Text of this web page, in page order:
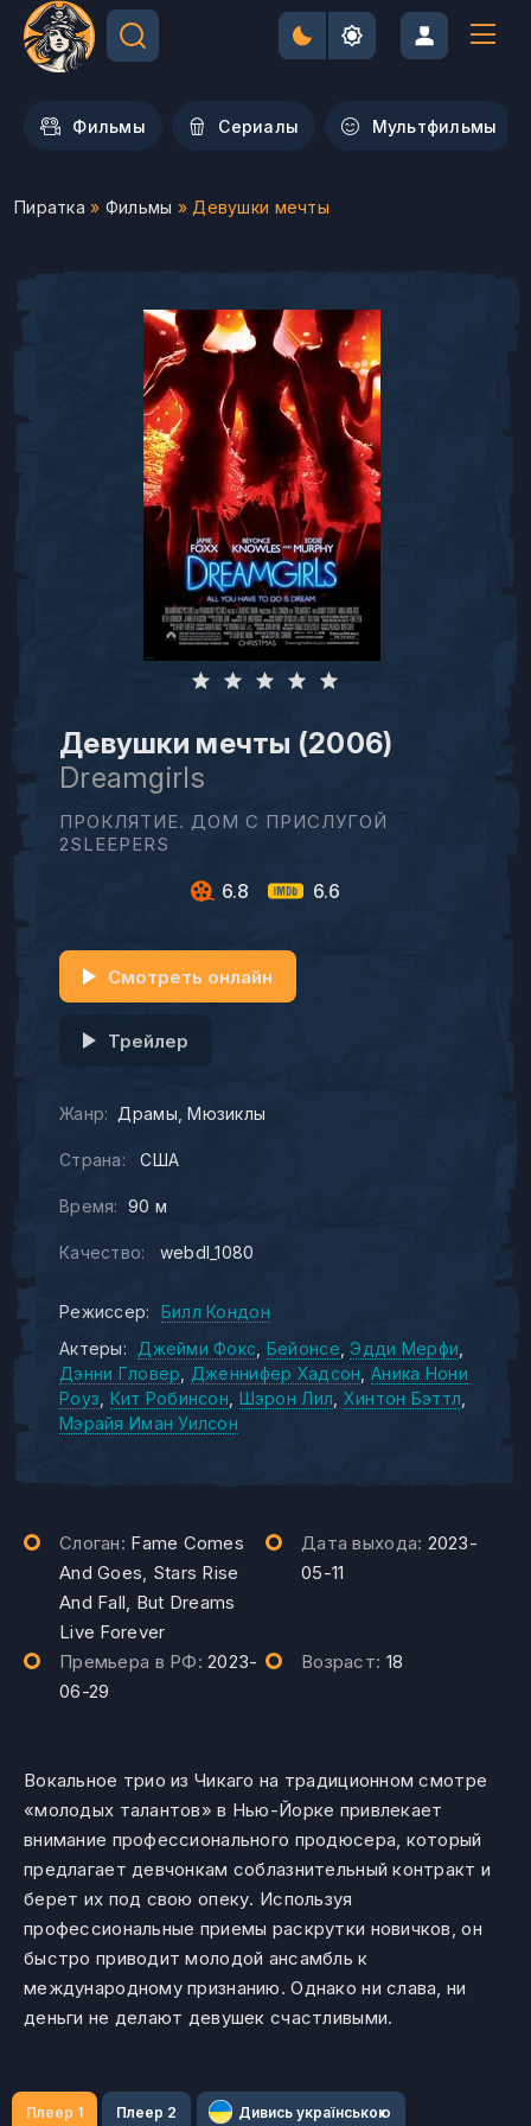
Фильмы Сериалы Мультфильмы
Пиратка » Фильмы » Девушки мечты
Девушки мечты (2006)
Dreamgirls
ПРОКЛЯТИЕ. ДОМ С ПРИСЛУГОЙ
2SLEEPERS
6.8 6.6
Жанр: Драмы Мюзиклы
Страна: США
Время: 90 м
Качество: webdl_1080
Смотреть онлайн
Трейлер
Режиссер:
Билл Кондон
Актеры:
Джейми Фокс Бейонсе Эдди Мерфи
Дэнни Гловер
Дженнифер Хадсон Аника Нони
Роуз Кит Робинсон Шэрон Лил Хинтон Бэттл
Мэрайя Иман Уилсон
Слоган: Fame Comes
And Goes, Stars Rise
And Fall, But Dreams
Live Forever
Дата выхода: 2023-
05-11
Премьера в РФ:2023-
06-29
Возраст: 18
Вокальное трио из Чикаго на традиционном смотре
«молодых талантов» в Нью-Йорке привлекает
внимание профессионального продюсера, который
предлагает девчонкам соблазнительный контракт и
берет их под свою опеку. Используя
профессиональные приемы раскрутки новичков, он
быстро приводит молодой ансамбль к
международному признанию. Однако ни слава, ни
деньги не делают девушек счастливыми.
Плеер 1 Плеер 2 Дивись українською